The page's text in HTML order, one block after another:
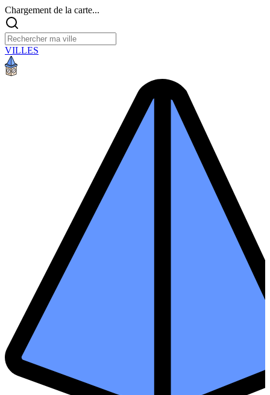
Chargement de la carte...
VILLES